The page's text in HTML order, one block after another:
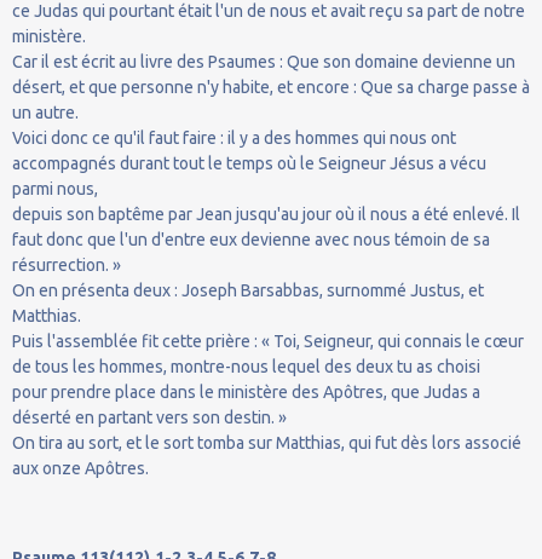
ce Judas qui pourtant était l'un de nous et avait reçu sa part de notre
ministère.
Car il est écrit au livre des Psaumes : Que son domaine devienne un
désert, et que personne n'y habite, et encore : Que sa charge passe à
un autre.
Voici donc ce qu'il faut faire : il y a des hommes qui nous ont
accompagnés durant tout le temps où le Seigneur Jésus a vécu
parmi nous,
depuis son baptême par Jean jusqu'au jour où il nous a été enlevé. Il
faut donc que l'un d'entre eux devienne avec nous témoin de sa
résurrection. »
On en présenta deux : Joseph Barsabbas, surnommé Justus, et
Matthias.
Puis l'assemblée fit cette prière : « Toi, Seigneur, qui connais le cœur
de tous les hommes, montre-nous lequel des deux tu as choisi
pour prendre place dans le ministère des Apôtres, que Judas a
déserté en partant vers son destin. »
On tira au sort, et le sort tomba sur Matthias, qui fut dès lors associé
aux onze Apôtres.